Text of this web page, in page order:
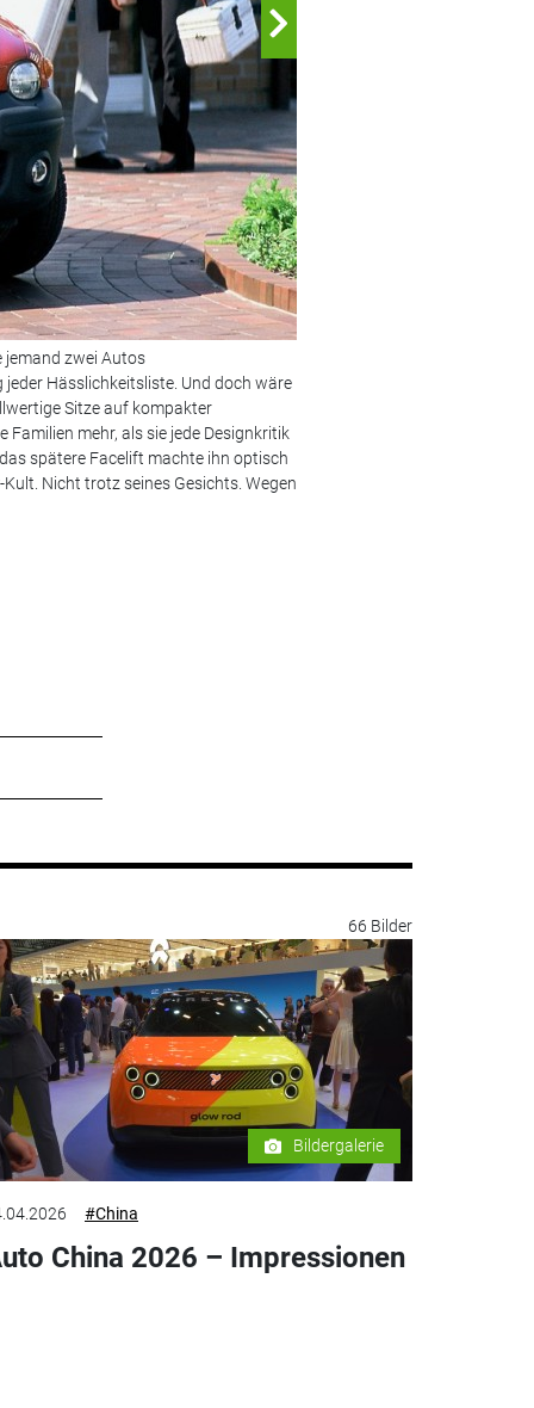
jemand zwei Autos
Hässlichkeitsliste. Und doch wäre
Sitze auf kompakter
mehr, als sie jede Designkritik
spätere Facelift machte ihn optisch
Nicht trotz seines Gesichts. Wegen
66 Bilder
Bildergalerie
#China
China 2026 – Impressionen